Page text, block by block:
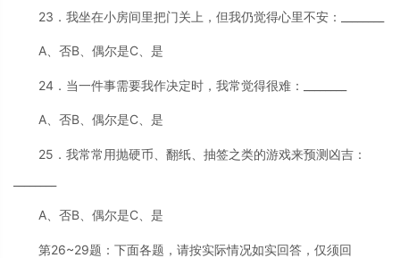
23．我坐在小房间里把门关上，但我仍觉得心里不安：________
A、否B、偶尔是C、是
24．当一件事需要我作决定时，我常觉得很难：________
A、否B、偶尔是C、是
25．我常常用抛硬币、翻纸、抽签之类的游戏来预测凶吉：
A、否B、偶尔是C、是
第26~29题：下面各题，请按实际情况如实回答，仅须回